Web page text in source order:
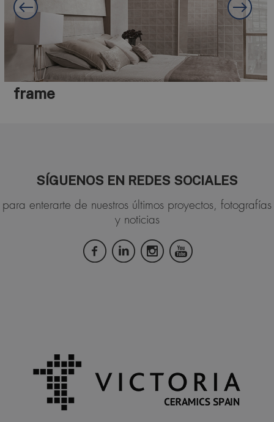
evoque
SÍGUENOS EN REDES SOCIALES
para enterarte de nuestros últimos proyectos, fotografías
y noticias